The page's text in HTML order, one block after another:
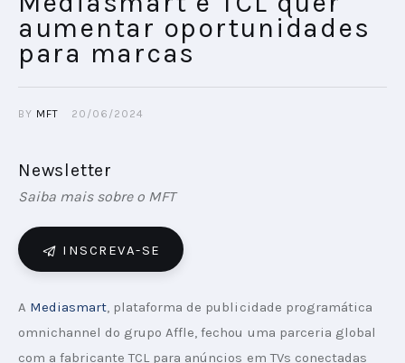
aumentar oportunidades
para marcas
BY MFT 20/06/2024
Newsletter
Saiba mais sobre o MFT
INSCREVA-SE
A Mediasmart, plataforma de publicidade programática
omnichannel do grupo Affle, fechou uma parceria global
com a fabricante TCL para anúncios em TVs conectadas